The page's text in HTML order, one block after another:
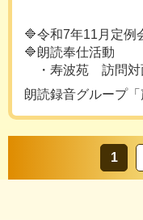
🔷令和7年11月定例
🔷朗読奉仕活動
・寿波苑 訪問対
朗読録音グループ「
1